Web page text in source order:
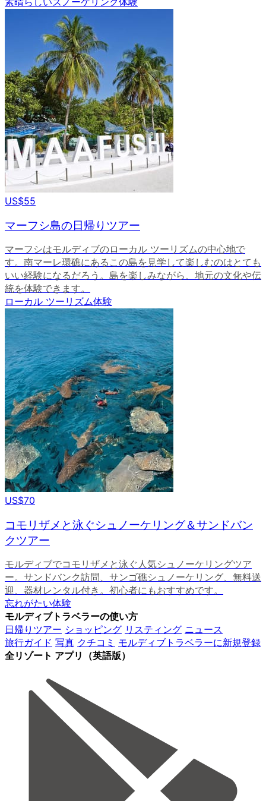
US$55
マーフシ島の日帰りツアー
マーフシはモルディブのローカル ツーリズムの中心地で
す。南マーレ環礁にあるこの島を見学して楽しむのはとても
いい経験になるだろう。島を楽しみながら、地元の文化や伝
統を体験できます。
ローカル ツーリズム体験
US$70
コモリザメと泳ぐシュノーケリング＆サンドバン
クツアー
モルディブでコモリザメと泳ぐ人気シュノーケリングツア
ー。サンドバンク訪問、サンゴ礁シュノーケリング、無料送
迎、器材レンタル付き。初心者にもおすすめです。
忘れがたい体験
モルディブトラベラーの使い方
日帰りツアー ショッピング リスティング ニュース
旅行ガイド 写真 クチコミ モルディブトラベラーに新規登録
全リゾート アプリ（英語版）